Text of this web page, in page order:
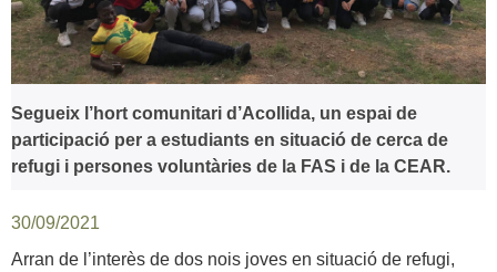
Segueix l’hort comunitari d’Acollida, un espai de
participació per a estudiants en situació de cerca de
refugi i persones voluntàries de la FAS i de la CEAR.
30/09/2021
Arran de l’interès de dos nois joves en situació de refugi,